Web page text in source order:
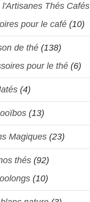
Thés Cafés
pour le café (10)
de thé (138)
pour le thé (6)
(4)
(13)
Magiques (23)
thés (92)
(10)